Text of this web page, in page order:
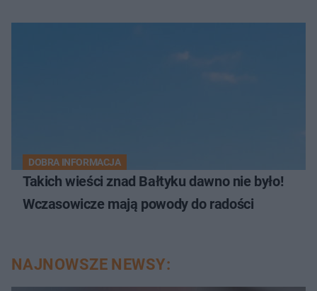
DOBRA INFORMACJA
Takich wieści znad Bałtyku dawno nie było!
Wczasowicze mają powody do radości
NAJNOWSZE NEWSY: